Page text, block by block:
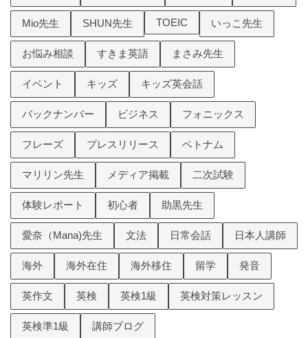
Mio先生 SHUN先生 TOEIC いっこ先生
お悩み相談 すきま英語 まさみ先生
イベント キッズ キッズ英会話
バックナンバー ビジネス フォニックス
フレーズ プレスリリース ベトナム
マリリン先生 メディア掲載 二次試験
体験レポート 初心者 助黒先生
愛奈（Mana)先生 文法 日常会話 日本人講師
海外 海外在住 海外移住 留学 発音
英作文 英検 英検1級 英検対策レッスン
英検準1級 講師ブログ